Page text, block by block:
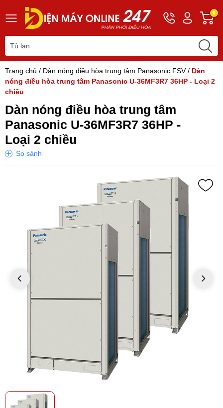
Hotline
0243
Tài
khoản
Khách
0
Trang chủ / Dàn nóng điều hòa trung tâm Panasonic FSV/ Dàn
nóng điều hòa trung tâm Panasonic U-36MF3R7 36HP - Loại 2
chiều
Dàn nóng điều hòa trung tâm
Panasonic U-36MF3R7 36HP -
Loại 2 chiều
So sánh